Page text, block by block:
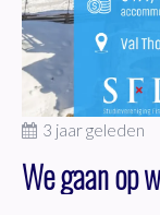
3 jaar geleden
We gaan op